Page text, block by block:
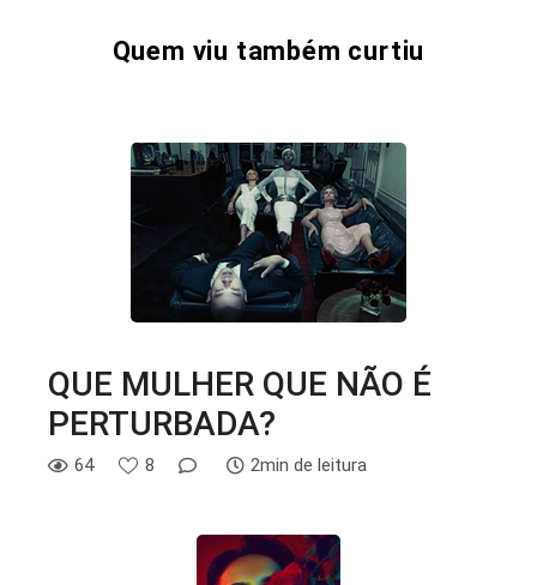
Quem viu também curtiu
QUE MULHER QUE NÃO É
PERTURBADA?
64 8 2min de leitura